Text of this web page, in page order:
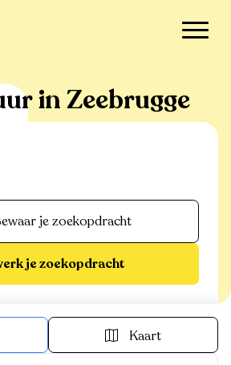
in Zeebrugge
je zoekopdracht
je zoekopdracht
Kaart